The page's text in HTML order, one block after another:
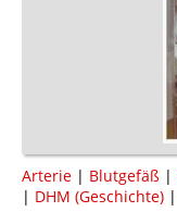
Arterie | Blutgefäß |
| DHM (Geschichte) |